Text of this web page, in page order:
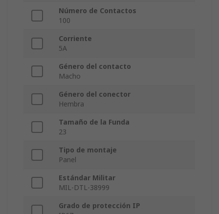
Número de Contactos
100
Corriente
5A
Género del contacto
Macho
Género del conector
Hembra
Tamaño de la Funda
23
Tipo de montaje
Panel
Estándar Militar
MIL-DTL-38999
Grado de protección IP